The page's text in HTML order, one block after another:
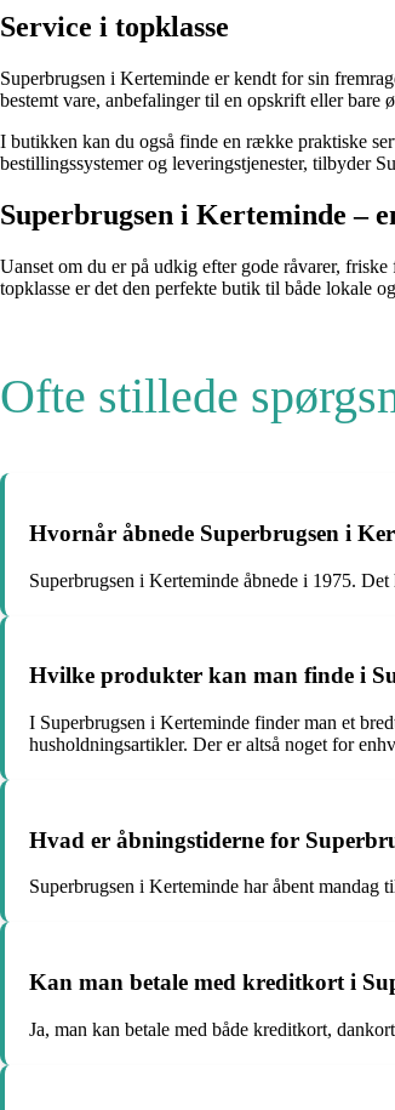
Service i topklasse
Superbrugsen i Kerteminde er kendt for sin
bestemt vare, anbefalinger til en opskrift eller bare
I butikken kan du også finde en række praktiske
bestillingssystemer og leveringstjenester, tilbyder
Superbrugsen i Kerteminde –
Uanset om du er på udkig efter gode råvarer,
topklasse er det den perfekte butik til både lokale
Ofte stillede
Hvornår åbnede Superbrugsen i
Superbrugsen i Kerteminde åbnede i 1975.
Hvilke produkter kan man finde i
I Superbrugsen i Kerteminde finder man et
husholdningsartikler. Der er altså noget for
Hvad er åbningstiderne for
Superbrugsen i Kerteminde har åbent
Kan man betale med kreditkort i
Ja, man kan betale med både kreditkort,